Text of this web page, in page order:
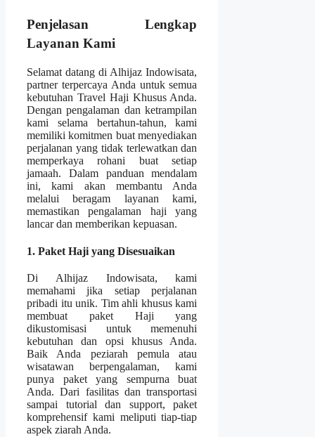
Penjelasan Lengkap
Layanan Kami
Selamat datang di Alhijaz Indowisata,
partner terpercaya Anda untuk semua
kebutuhan Travel Haji Khusus Anda.
Dengan pengalaman dan ketrampilan
kami selama bertahun-tahun, kami
memiliki komitmen buat menyediakan
perjalanan yang tidak terlewatkan dan
memperkaya rohani buat setiap
jamaah. Dalam panduan mendalam
ini, kami akan membantu Anda
melalui beragam layanan kami,
memastikan pengalaman haji yang
lancar dan memberikan kepuasan.
1. Paket Haji yang Disesuaikan
Di Alhijaz Indowisata, kami
memahami jika setiap perjalanan
pribadi itu unik. Tim ahli khusus kami
membuat paket Haji yang
dikustomisasi untuk memenuhi
kebutuhan dan opsi khusus Anda.
Baik Anda peziarah pemula atau
wisatawan berpengalaman, kami
punya paket yang sempurna buat
Anda. Dari fasilitas dan transportasi
sampai tutorial dan support, paket
komprehensif kami meliputi tiap-tiap
aspek ziarah Anda.